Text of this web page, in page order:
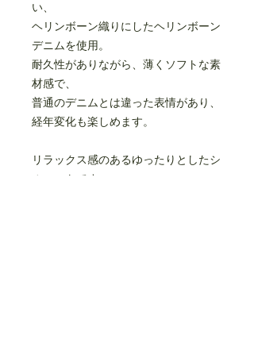
い、
ヘリンボーン織りにしたヘリンボーン
デニムを使用。
耐久性がありながら、薄くソフトな素
材感で、
普通のデニムとは違った表情があり、
経年変化も楽しめます。
リラックス感のあるゆったりとしたシ
ルエットです。